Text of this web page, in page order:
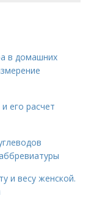
в домашних
его расчет
и весу женской.